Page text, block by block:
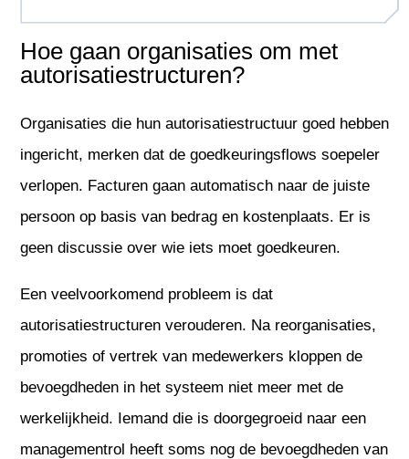
Hoe gaan organisaties om met
autorisatiestructuren?
Organisaties die hun autorisatiestructuur goed hebben
ingericht, merken dat de goedkeuringsflows soepeler
verlopen. Facturen gaan automatisch naar de juiste
persoon op basis van bedrag en kostenplaats. Er is
geen discussie over wie iets moet goedkeuren.
Een veelvoorkomend probleem is dat
autorisatiestructuren verouderen. Na reorganisaties,
promoties of vertrek van medewerkers kloppen de
bevoegdheden in het systeem niet meer met de
werkelijkheid. Iemand die is doorgegroeid naar een
managementrol heeft soms nog de bevoegdheden van